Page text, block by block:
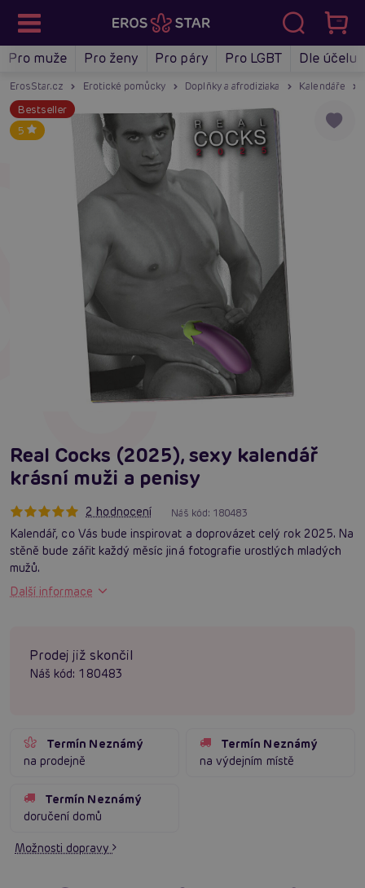
Pro muže Pro ženy Pro páry Pro LGBT Dle účelu
ErosStar.cz Erotické pomůcky Doplňky a afrodiziaka Kalendáře
Bestseller
5
Real Cocks (2025), sexy kalendář
krásní muži a penisy
2 hodnocení Náš kód: 180483
Kalendář, co Vás bude inspirovat a doprovázet celý rok 2025. Na
stěně bude zářit každý měsíc jiná fotografie urostlých mladých
mužů.
Další informace
Prodej již skončil
Náš kód: 180483
Termín Neznámý
na prodejně
Termín Neznámý
na výdejním místě
Termín Neznámý
doručení domů
Možnosti dopravy